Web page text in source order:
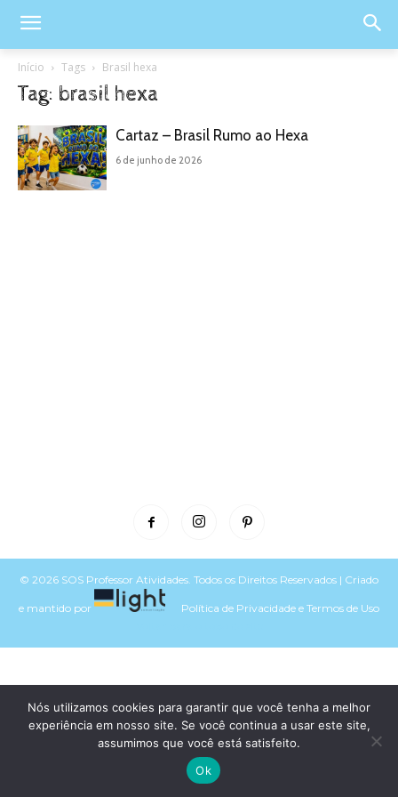
Início Tags Brasil hexa
Tag: brasil hexa
Cartaz – Brasil Rumo ao Hexa
6 de junho de 2026
© 2026 SOS Professor Atividades. Todos os Direitos Reservados | Criado
e mantido por Política de Privacidade e Termos de Uso
Nós utilizamos cookies para garantir que você tenha a melhor
experiência em nosso site. Se você continua a usar este site,
assumimos que você está satisfeito.
Ok